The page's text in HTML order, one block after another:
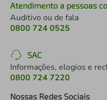
Atendimento a pessoas
Auditivo ou de fala
0800 724 0525
SAC
Informações, elogios e
0800 724 7220
Nossas Redes Sociais